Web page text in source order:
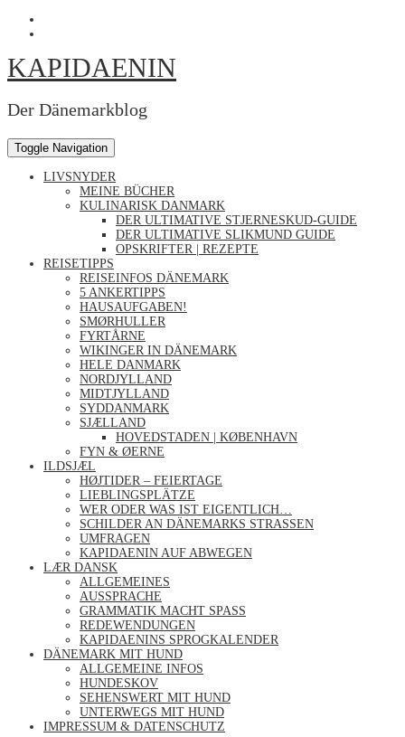
auf
Facebook
kapidaenin
auf
anzeigen
KAPIDAENIN
Der Dänemarkblog
Toggle Navigation
LIVSNYDER
MEINE BÜCHER
KULINARISK DANMARK
DER ULTIMATIVE STJERNESKUD-GUIDE
DER ULTIMATIVE SLIKMUND GUIDE
OPSKRIFTER | REZEPTE
REISETIPPS
REISEINFOS DÄNEMARK
5 ANKERTIPPS
HAUSAUFGABEN!
SMØRHULLER
FYRTÅRNE
WIKINGER IN DÄNEMARK
HELE DANMARK
NORDJYLLAND
MIDTJYLLAND
SYDDANMARK
SJÆLLAND
HOVEDSTADEN | KØBENHAVN
FYN & ØERNE
ILDSJÆL
HØJTIDER – FEIERTAGE
LIEBLINGSPLÄTZE
WER ODER WAS IST EIGENTLICH…
SCHILDER AN DÄNEMARKS STRASSEN
UMFRAGEN
KAPIDAENIN AUF ABWEGEN
LÆR DANSK
ALLGEMEINES
AUSSPRACHE
GRAMMATIK MACHT SPASS
REDEWENDUNGEN
KAPIDAENINS SPROGKALENDER
DÄNEMARK MIT HUND
ALLGEMEINE INFOS
HUNDESKOV
SEHENSWERT MIT HUND
UNTERWEGS MIT HUND
IMPRESSUM & DATENSCHUTZ